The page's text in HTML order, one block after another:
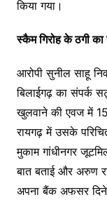
किया गया।
स्कैम गिरोह के ठगी का
आरोपी सुनील साहू
बिलाईगढ़ का संपर्क
खुलवाने की एवज में
रायगढ़ में उसके
मुकाम गांधीनगर
बात बताई और अरुण
अपना बैंक अफसर